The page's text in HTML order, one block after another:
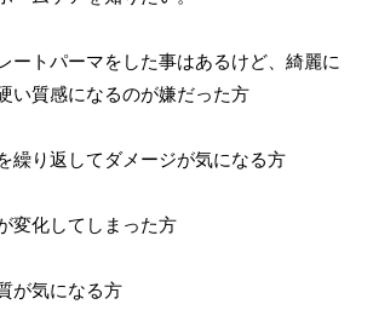
ートパーマをした事はあるけど、綺麗に
い質感になるのが嫌だった方
繰り返してダメージが気になる方
変化してしまった方
が気になる方